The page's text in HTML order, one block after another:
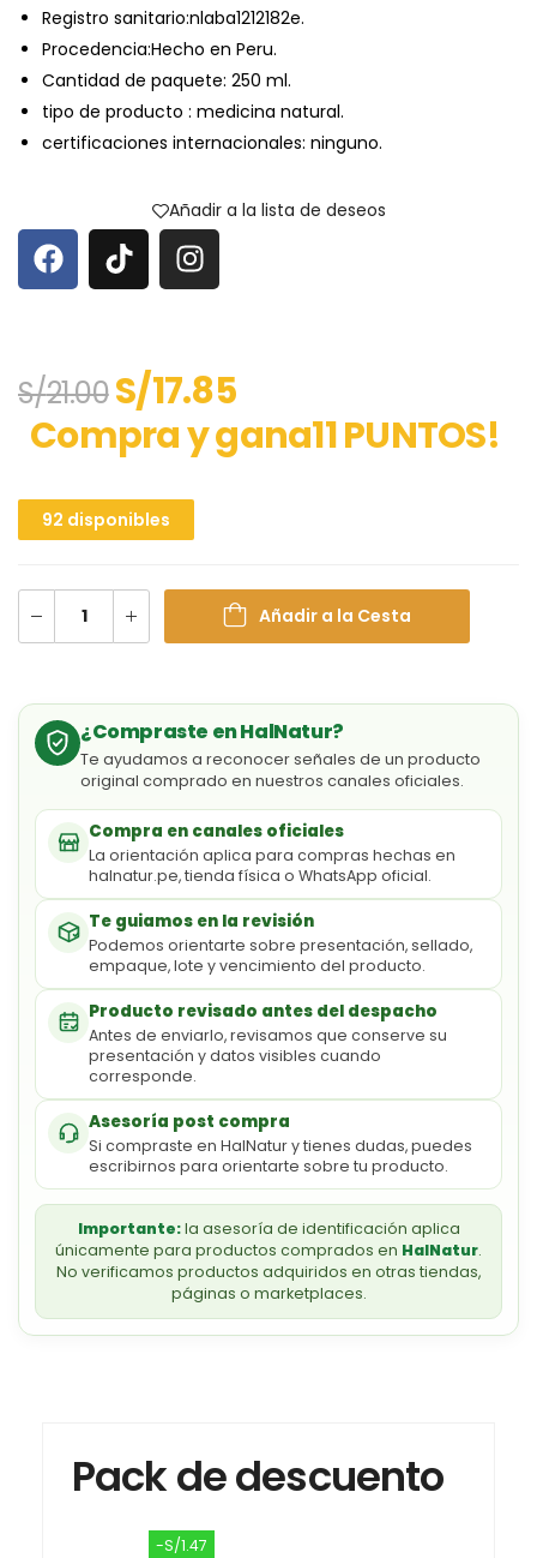
Registro sanitario:nlaba1212182e.
Procedencia:Hecho en Peru.
Cantidad de paquete: 250 ml.
tipo de producto : medicina natural.
certificaciones internacionales: ninguno.
Añadir a la lista de deseos
S/21.00S/17.85
Compra y gana11 PUNTOS!
92 disponibles
Añadir a la Cesta
¿Compraste en HalNatur?
Te ayudamos a reconocer señales de un producto
original comprado en nuestros canales oficiales.
Compra en canales oficiales
La orientación aplica para compras hechas en
halnatur.pe, tienda física o WhatsApp oficial.
Te guiamos en la revisión
Podemos orientarte sobre presentación, sellado,
empaque, lote y vencimiento del producto.
Producto revisado antes del despacho
Antes de enviarlo, revisamos que conserve su
presentación y datos visibles cuando
corresponde.
Asesoría post compra
Si compraste en HalNatur y tienes dudas, puedes
escribirnos para orientarte sobre tu producto.
Importante:la asesoría de identificación aplica
únicamente para productos comprados en HalNatur.
No verificamos productos adquiridos en otras tiendas,
páginas o marketplaces.
Pack de descuento
-S/1.47